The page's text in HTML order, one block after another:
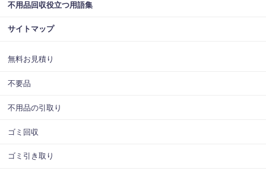
不用品回収役立つ用語集
サイトマップ
無料お見積り
不要品
不用品の引取り
ゴミ回収
ゴミ引き取り